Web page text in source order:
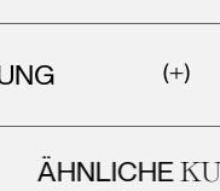
ÄHNLICHE